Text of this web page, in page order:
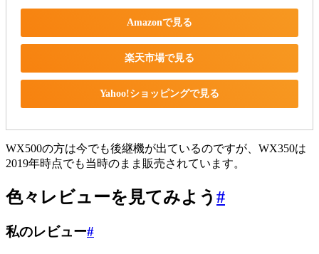
Amazonで見る
楽天市場で見る
Yahoo!ショッピングで見る
WX500の方は今でも後継機が出ているのですが、WX350は
2019年時点でも当時のまま販売されています。
色々レビューを見てみよう #
私のレビュー#